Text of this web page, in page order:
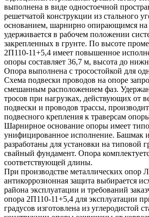
выполнена в виде одностоечной
решетчатой конструкции из стального
основанием, шарнирно опирающимся
удерживается в рабочем положении
закрепленных в грунте. По высоте
2П110-11+5,4 имеет повышенное
опоры составляет 36,7 м, высота до
Опора выполнена с тросостойкой для
Схема подвески проводов на опоре
смешанным расположением фаз.
тросов при нагрузках, действующих от
подвески и проводов трассы,
подвесного крепления к траверсам
Шарнирное основание опоры имеет
унифицированное исполнение. Башмак
разработаны для установки на типовой
свайный фундамент. Опора
соответствующей длины.
При производстве металлических опор
антикоррозионная защита выбирается
района эксплуатации и требований
опора 2П110-11+5,4 для эксплуатации
градусов изготовлена из углеродистой